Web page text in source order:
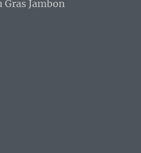
Gras Jambon